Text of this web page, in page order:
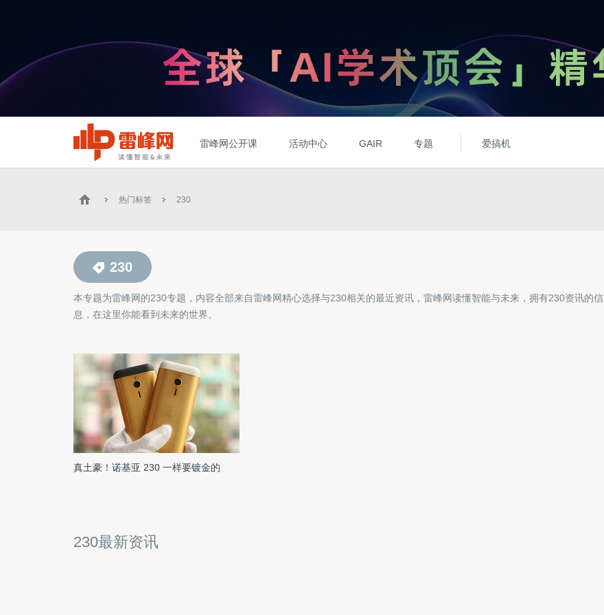
雷峰网公开课 活动中心 GAIR 专题 爱搞机
热门标签 230
230
本专题为雷峰网的230专题，内容全部来自雷峰网精心选择与230相关的最近资讯，雷峰网读懂智能与未来，拥有230资讯的信
息，在这里你能看到未来的世界。
真土豪！诺基亚 230 一样要镀金的
230最新资讯